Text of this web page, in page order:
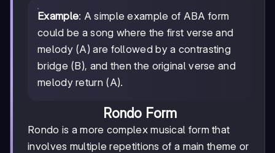
Example: A simple example of ABA form
could be a song where the first verse and
melody (A) are followed by a contrasting
bridge (B), and then the original verse and
melody return (A).
Rondo Form
Rondo is a more complex musical form that
involves multiple repetitions of a main theme or